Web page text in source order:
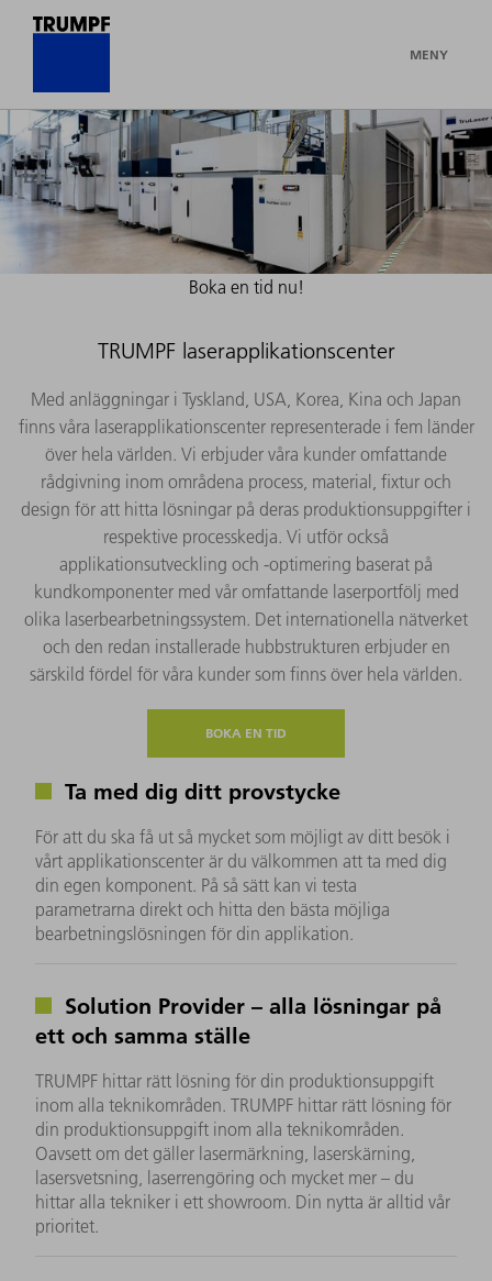
MENY
Boka en tid nu!
TRUMPF laserapplikationscenter
Med anläggningar i Tyskland, USA, Korea, Kina och Japan
finns våra laserapplikationscenter representerade i fem länder
över hela världen. Vi erbjuder våra kunder omfattande
rådgivning inom områdena process, material, fixtur och
design för att hitta lösningar på deras produktionsuppgifter i
respektive processkedja. Vi utför också
applikationsutveckling och -optimering baserat på
kundkomponenter med vår omfattande laserportfölj med
olika laserbearbetningssystem. Det internationella nätverket
och den redan installerade hubbstrukturen erbjuder en
särskild fördel för våra kunder som finns över hela världen.
BOKA EN TID
Ta med dig ditt provstycke
För att du ska få ut så mycket som möjligt av ditt besök i
vårt applikationscenter är du välkommen att ta med dig
din egen komponent. På så sätt kan vi testa
parametrarna direkt och hitta den bästa möjliga
bearbetningslösningen för din applikation.
Solution Provider – alla lösningar på
ett och samma ställe
TRUMPF hittar rätt lösning för din produktionsuppgift
inom alla teknikområden. TRUMPF hittar rätt lösning för
din produktionsuppgift inom alla teknikområden.
Oavsett om det gäller lasermärkning, laserskärning,
lasersvetsning, laserrengöring och mycket mer – du
hittar alla tekniker i ett showroom. Din nytta är alltid vår
prioritet.